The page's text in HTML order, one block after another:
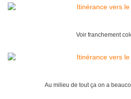
Voir franchement
Au milieu de tout ça on a